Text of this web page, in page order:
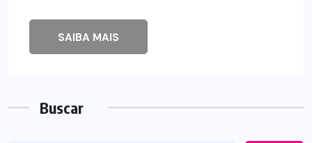
SAIBA MAIS
Buscar